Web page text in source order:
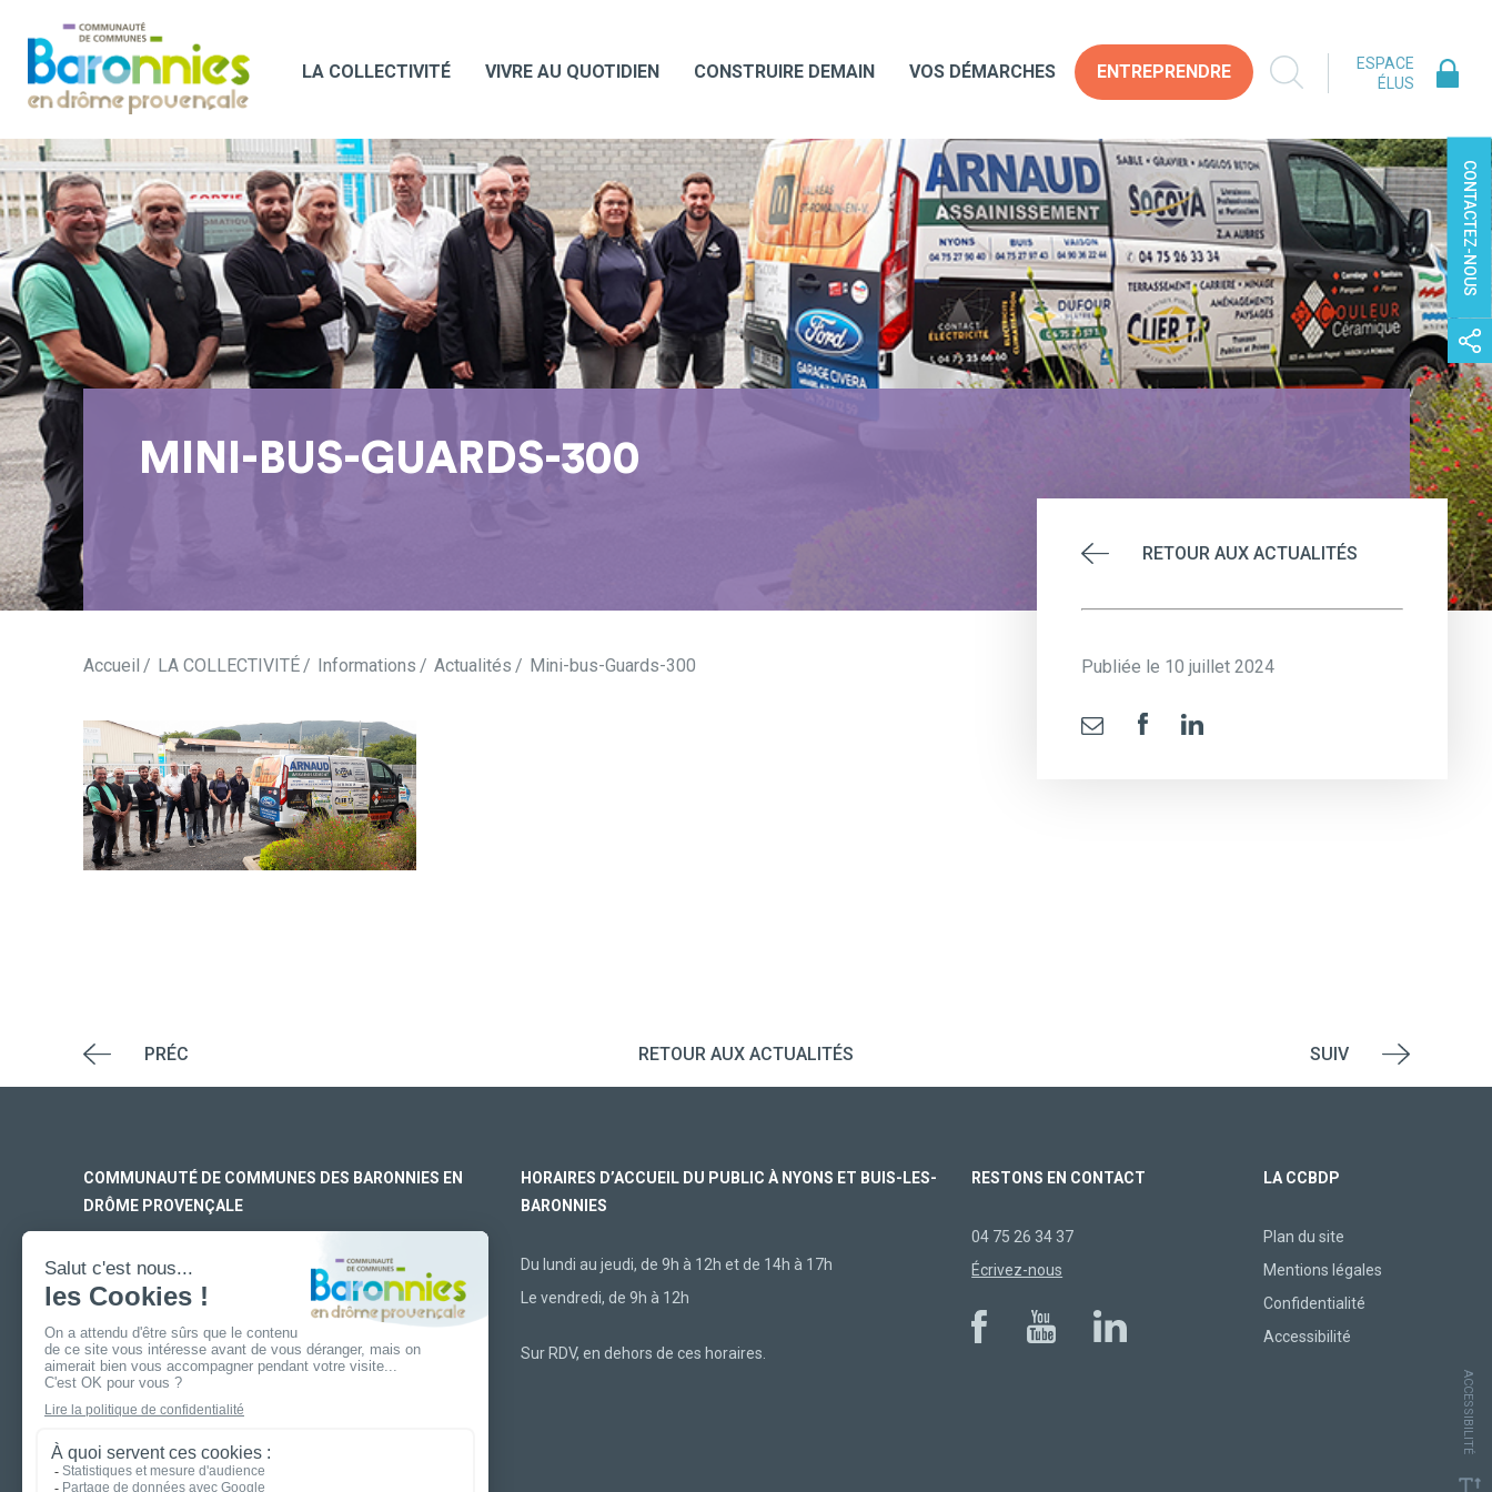
LA COLLECTIVITÉ VIVRE AU QUOTIDIEN CONSTRUIRE DEMAIN VOS DÉMARCHES ENTREPRENDRE
ESPACE
ÉLUS
CONTACTEZ-NOUS
MINI-BUS-GUARDS-300
Accueil LA COLLECTIVITÉ Informations Actualités Mini-bus-Guards-300
RETOUR AUX ACTUALITÉS
Publiée le 10 juillet 2024
PRÉC RETOUR AUX ACTUALITÉS SUIV
COMMUNAUTÉ DE COMMUNES DES BARONNIES EN
DRÔME PROVENÇALE
SIÈGE SOCIAL
170 rue Ferdinand Fert
Les Laurons – CS 30005
26110 Nyons
ANTENNE DE BUIS-LES-BARONNIES
19 boulevard Aristide Briand
26170 Buis-Les-Baronnies
HORAIRES D’ACCUEIL DU PUBLIC À NYONS ET BUIS-LES-
BARONNIES
Du lundi au jeudi, de 9h à 12h et de 14h à 17h
Le vendredi, de 9h à 12h
Sur RDV, en dehors de ces horaires.
RESTONS EN CONTACT
04 75 26 34 37
Écrivez-nous
LA CCBDP
Plan du site
Mentions légales
Confidentialité
Accessibilité
ACCESSIBILITÉ